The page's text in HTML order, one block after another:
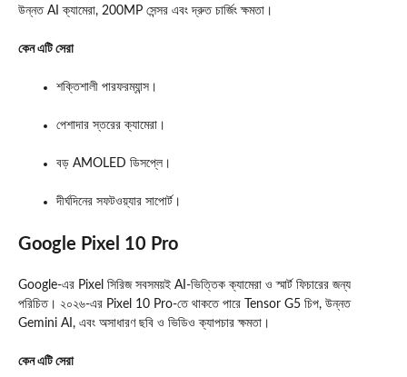
উন্নত AI ক্যামেরা, 200MP সেন্সর এবং দ্রুত চার্জিং ক্ষমতা।
কেন এটি সেরা
শক্তিশালী পারফরম্যান্স।
পেশাদার স্তরের ক্যামেরা।
বড় AMOLED ডিসপ্লে।
দীর্ঘদিনের সফটওয়্যার সাপোর্ট।
Google Pixel 10 Pro
Google‑এর Pixel সিরিজ সবসময়ই AI‑ভিত্তিক ক্যামেরা ও স্মার্ট ফিচারের জন্য
পরিচিত। ২০২৬‑এর Pixel 10 Pro‑তে থাকতে পারে Tensor G5 চিপ, উন্নত
Gemini AI, এবং অসাধারণ ছবি ও ভিডিও ক্যাপচার ক্ষমতা।
কেন এটি সেরা